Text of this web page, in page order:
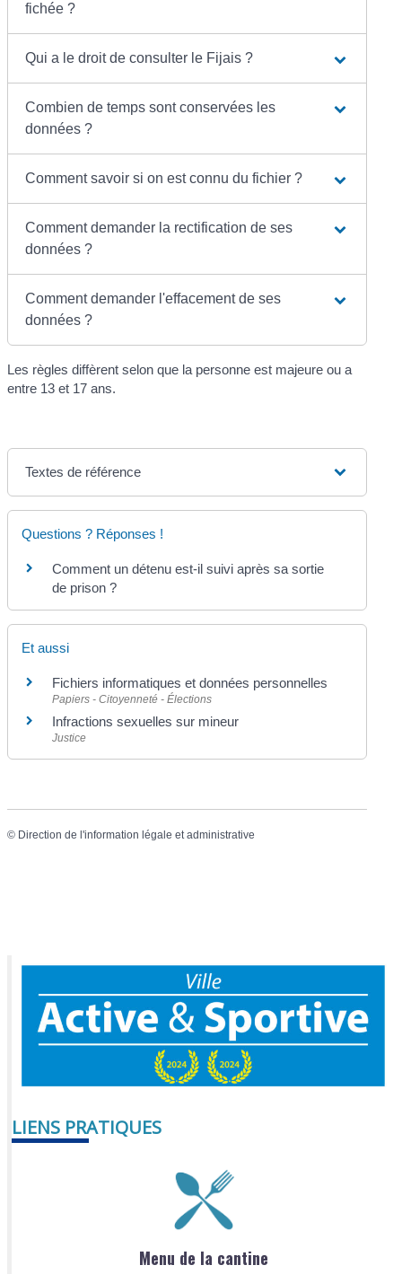
fichée ?
Qui a le droit de consulter le Fijais ?
Combien de temps sont conservées les
données ?
Comment savoir si on est connu du fichier ?
Comment demander la rectification de ses
données ?
Comment demander l'effacement de ses
données ?
Les règles diffèrent selon que la personne est majeure ou a
entre 13 et 17 ans.
Textes de référence
Questions ? Réponses !
Comment un détenu est-il suivi après sa sortie
de prison ?
Et aussi
Fichiers informatiques et données personnelles
Papiers - Citoyenneté - Élections
Infractions sexuelles sur mineur
Justice
© Direction de l'information légale et administrative
LIENS PRATIQUES
Menu de la cantine